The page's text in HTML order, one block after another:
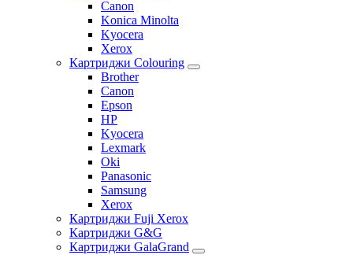
Canon
Konica Minolta
Kyocera
Xerox
Картриджи Colouring
Brother
Canon
Epson
HP
Kyocera
Lexmark
Oki
Panasonic
Samsung
Xerox
Картриджи Fuji Xerox
Картриджи G&G
Картриджи GalaGrand